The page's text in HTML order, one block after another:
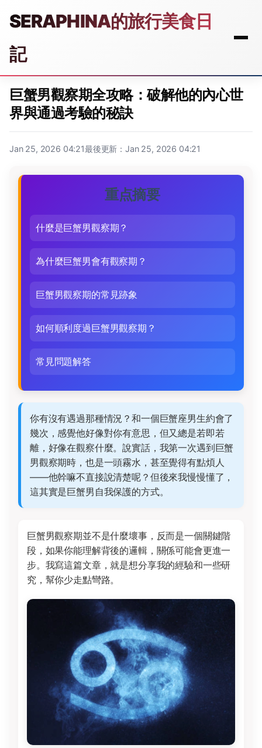
SERAPHINA的旅行美食日
記
巨蟹男觀察期全攻略：破解他的內心世
界與通過考驗的秘訣
Jan 25, 2026 04:21最後更新：Jan 25, 2026 04:21
重点摘要
什麼是巨蟹男觀察期？
為什麼巨蟹男會有觀察期？
巨蟹男觀察期的常見跡象
如何順利度過巨蟹男觀察期？
常見問題解答
你有沒有遇過那種情況？和一個巨蟹座男生約會了
幾次，感覺他好像對你有意思，但又總是若即若
離，好像在觀察什麼。說實話，我第一次遇到巨蟹
男觀察期時，也是一頭霧水，甚至覺得有點煩人
——他幹嘛不直接說清楚呢？但後來我慢慢懂了，
這其實是巨蟹男自我保護的方式。
巨蟹男觀察期並不是什麼壞事，反而是一個關鍵階
段，如果你能理解背後的邏輯，關係可能會更進一
步。我寫這篇文章，就是想分享我的經驗和一些研
究，幫你少走點彎路。